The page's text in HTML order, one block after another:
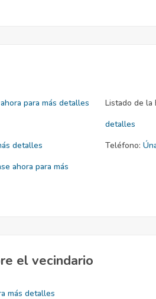
para más detalles Listado de la
detalles
detalles Teléfono:
ahora para más
el vecindario
más detalles